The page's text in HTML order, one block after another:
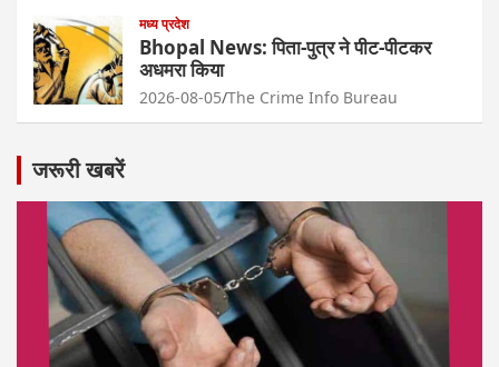
मध्य प्रदेश
Bhopal News: पिता-पुत्र ने पीट-पीटकर
अधमरा किया
2026-08-05 The Crime Info Bureau
जरूरी खबरें